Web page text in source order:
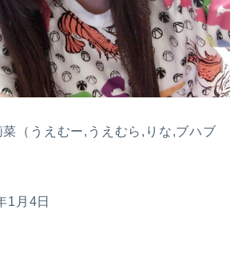
（うえむー,うえむら,りな,ブハブ
月4日